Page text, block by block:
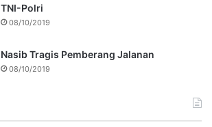
TNI-Polri
08/10/2019
Nasib Tragis Pemberang Jalanan
08/10/2019